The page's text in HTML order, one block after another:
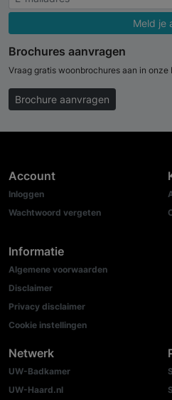
Meld je
Brochures aanvragen
Vraag gratis woonbrochures aan in
Brochure aanvragen
Account
Inloggen
Wachtwoord vergeten
Informatie
Algemene voorwaarden
Disclaimer
Privacy disclaimer
Cookie instellingen
Netwerk
UW-Badkamer
UW-Haard.nl